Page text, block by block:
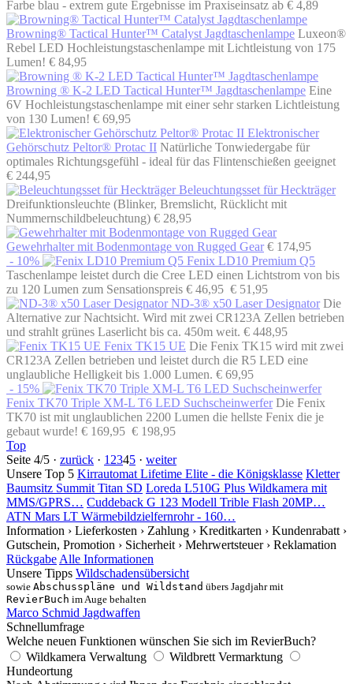
Farbe blau - extrem gute Ergebnisse im Praxiseinsatz ab € 4,89
Browning® Tactical Hunter™ Catalyst Jagdtaschenlampe Luxeon®
Rebel LED Hochleistungstaschenlampe mit Lichtleistung von 175
Lumen! € 84,95
Browning ® K-2 LED Tactical Hunter™ Jagdtaschenlampe Eine
6V Hochleistungstaschenlampe mit einer sehr starken Lichtleistung
von 130 Lumen! € 69,95
Elektronischer
Gehörschutz Peltor® Protac II Natürliche Tonwiedergabe für
optimales Richtungsgefühl - ideal für das Flintenschießen geeignet
€ 244,95
Beleuchtungsset für Heckträger
Dreifunktionsleuchte (Blinker, Bremslicht, Rücklicht mit
Nummernschildbeleuchtung) € 28,95
Gewehrhalter mit Bodenmontage von Rugged Gear € 174,95
- 10%
Fenix LD10 Premium Q5
Taschenlampe leistet durch die Cree LED einen Lichtstrom von bis
zu 120 Lumen zum Sensationspreis € 46,95 € 51,95
ND-3® x50 Laser Designator Die
Alternative zur Nachtsicht. Wird mit zwei CR123A Zellen betrieben
und strahlt grünes Laserlicht bis ca. 450m weit. € 448,95
Fenix TK15 UE Die Fenix TK15 wird mit zwei
CR123A Zellen betrieben und leistet durch die R5 LED eine
unglaubliche Helligkeit bis 1.000 Lumen. € 69,95
- 15%
Fenix TK70 Triple XM-L T6 LED Suchscheinwerfer Die Fenix
TK70 ist mit unglaublichen 2200 Lumen die hellste Fenix die je
gebaut wurde! € 169,95 € 198,95
Top
Seite 4/5 · zurück · 1 2345 · weiter
Unsere Top 5 Kirrautomat Lifetime Elite - die Königsklasse Kletter
Baumsitz Summit Titan SD Loreda L510G Plus Wildkamera mit
MMS/GPRS… Cuddeback G 123 Modell Trible Flash 20MP…
ATN Mars LT Wärmebildzielfernrohr - 160…
Information › Lieferkosten › Zahlung › Kreditkarten › Kundenrabatt ›
Gutschein, Promotion › Sicherheit › Mehrwertsteuer › Reklamation
Rückgabe Alle Informationen
Unsere Tipps Wildschadensübersicht
sowie Abschusspläne und Wildstand übers Jagdjahr mit
RevierBuch im Auge behalten
Marco Schmid Jagdwaffen
Schnellumfrage
Welche neuen Funktionen wünschen Sie sich im RevierBuch?
Wildkamera Verwaltung
Wildbrett Vermarktung
Hundeortung